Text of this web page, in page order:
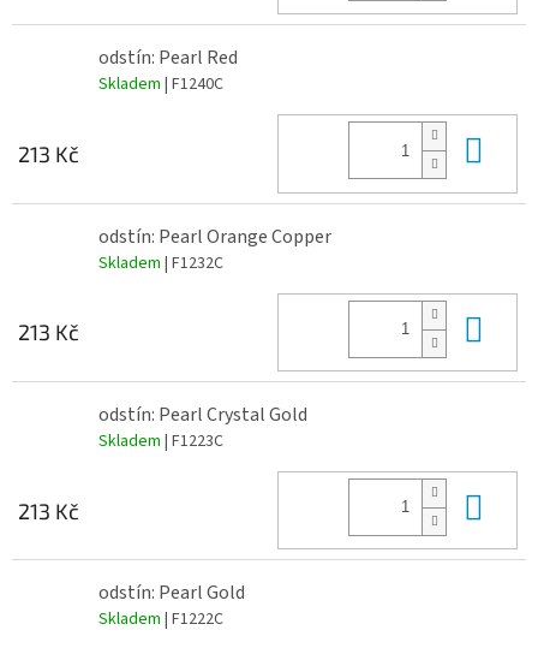
odstín: Pearl Red
Skladem | F1240C
213 Kč
odstín: Pearl Orange Copper
Skladem | F1232C
213 Kč
odstín: Pearl Crystal Gold
Skladem | F1223C
213 Kč
odstín: Pearl Gold
Skladem | F1222C